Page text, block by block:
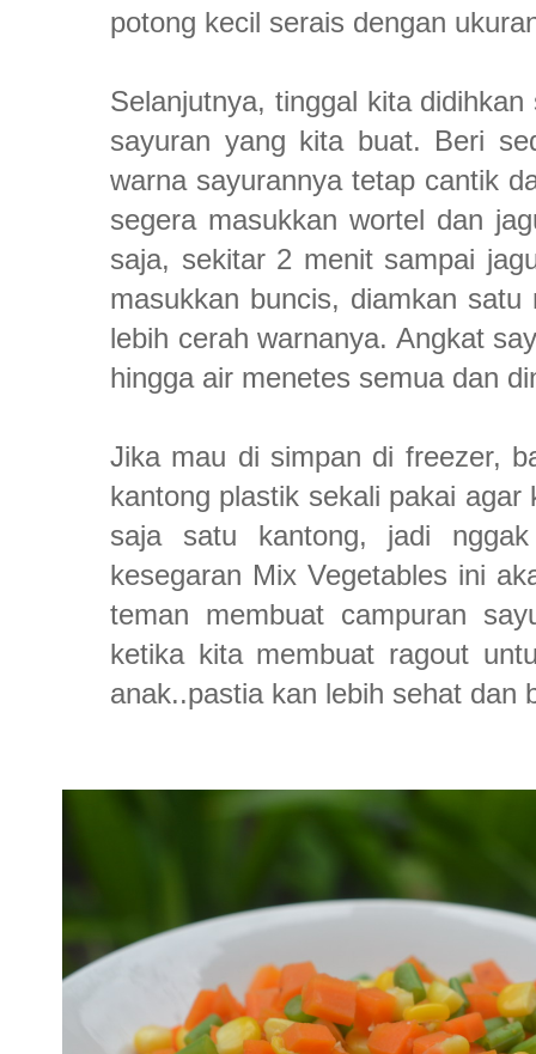
potong kecil serais dengan
Selanjutnya, tinggal kita
sayuran yang kita buat. Beri
warna sayurannya tetap cantik
segera masukkan wortel dan
saja, sekitar 2 menit sampai
masukkan buncis, diamkan
lebih cerah warnanya. Angkat
hingga air menetes semua dan
Jika mau di simpan di freezer,
kantong plastik sekali pakai
saja satu kantong, jadi
kesegaran Mix Vegetables ini
teman membuat campuran
ketika kita membuat ragout
anak..pastia kan lebih sehat dan